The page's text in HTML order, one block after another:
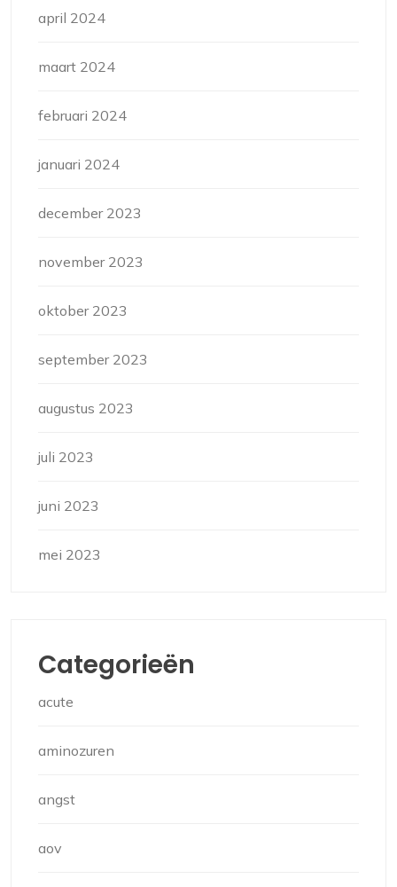
april 2024
maart 2024
februari 2024
januari 2024
december 2023
november 2023
oktober 2023
september 2023
augustus 2023
juli 2023
juni 2023
mei 2023
Categorieën
acute
aminozuren
angst
aov